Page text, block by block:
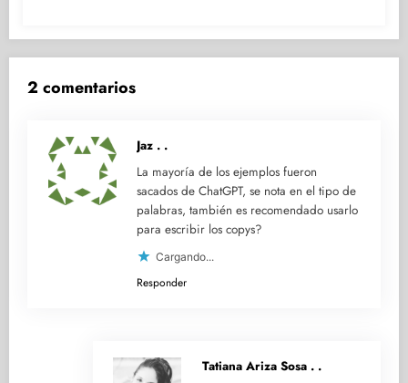
2 comentarios
Jaz . .
La mayoría de los ejemplos fueron
sacados de ChatGPT, se nota en el tipo de
palabras, también es recomendado usarlo
para escribir los copys?
Cargando...
Responder
Tatiana Ariza Sosa . .